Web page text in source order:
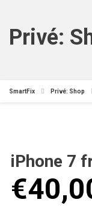
Privé:
SmartFix Privé: Shop
iPhone 7
€